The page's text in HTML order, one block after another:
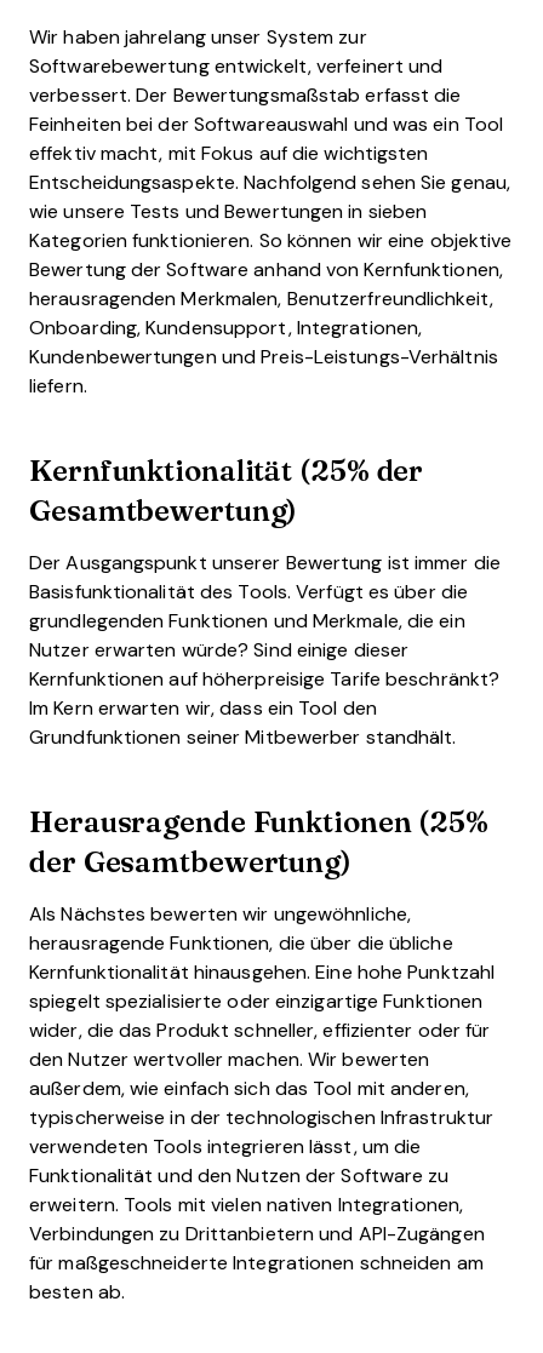
Wir haben jahrelang unser System zur
Softwarebewertung entwickelt, verfeinert und
verbessert. Der Bewertungsmaßstab erfasst die
Feinheiten bei der Softwareauswahl und was ein Tool
effektiv macht, mit Fokus auf die wichtigsten
Entscheidungsaspekte. Nachfolgend sehen Sie genau,
wie unsere Tests und Bewertungen in sieben
Kategorien funktionieren. So können wir eine objektive
Bewertung der Software anhand von Kernfunktionen,
herausragenden Merkmalen, Benutzerfreundlichkeit,
Onboarding, Kundensupport, Integrationen,
Kundenbewertungen und Preis-Leistungs-Verhältnis
liefern.
Kernfunktionalität (25% der
Gesamtbewertung)
Der Ausgangspunkt unserer Bewertung ist immer die
Basisfunktionalität des Tools. Verfügt es über die
grundlegenden Funktionen und Merkmale, die ein
Nutzer erwarten würde? Sind einige dieser
Kernfunktionen auf höherpreisige Tarife beschränkt?
Im Kern erwarten wir, dass ein Tool den
Grundfunktionen seiner Mitbewerber standhält.
Herausragende Funktionen (25%
der Gesamtbewertung)
Als Nächstes bewerten wir ungewöhnliche,
herausragende Funktionen, die über die übliche
Kernfunktionalität hinausgehen. Eine hohe Punktzahl
spiegelt spezialisierte oder einzigartige Funktionen
wider, die das Produkt schneller, effizienter oder für
den Nutzer wertvoller machen. Wir bewerten
außerdem, wie einfach sich das Tool mit anderen,
typischerweise in der technologischen Infrastruktur
verwendeten Tools integrieren lässt, um die
Funktionalität und den Nutzen der Software zu
erweitern. Tools mit vielen nativen Integrationen,
Verbindungen zu Drittanbietern und API-Zugängen
für maßgeschneiderte Integrationen schneiden am
besten ab.